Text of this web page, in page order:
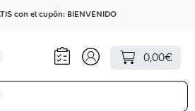
con el cupón: BIENVENIDO
0,00€